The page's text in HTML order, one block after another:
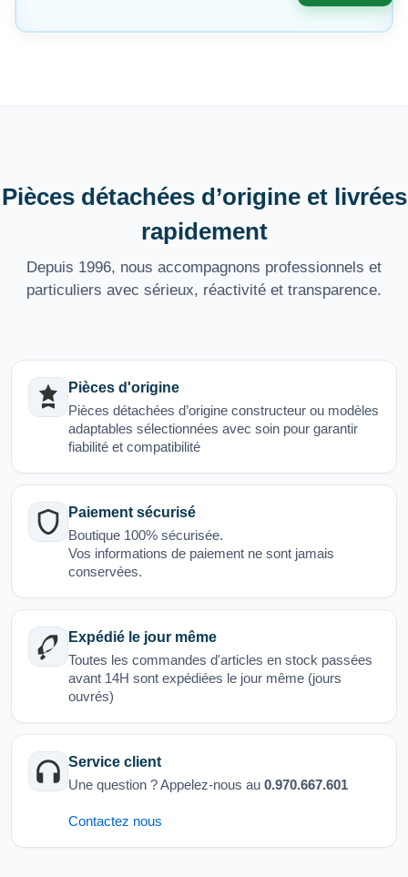
Pièces détachées d’origine et livrées
rapidement
Depuis 1996, nous accompagnons professionnels et
particuliers avec sérieux, réactivité et transparence.
Pièces d'origine
Pièces détachées d’origine constructeur ou modèles
adaptables sélectionnées avec soin pour garantir
fiabilité et compatibilité
Paiement sécurisé
Boutique 100% sécurisée.
Vos informations de paiement ne sont jamais
conservées.
Expédié le jour même
Toutes les commandes d'articles en stock passées
avant 14H sont expédiées le jour même (jours
ouvrés)
Service client
Une question ? Appelez-nous au 0.970.667.601
Contactez nous